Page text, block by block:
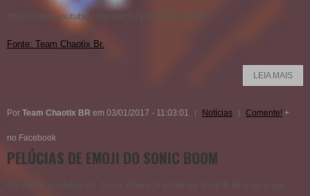
https://www.youtube.com/watch?v=X5GPydq7y0M
Fonte: Team Chaotix Br.
LEIA MAIS
Por Team Chaotix BR em 03/01/2017 - 11:03:01 Notícias Comente! +
no Facebook
PELÚCIAS DE EMOJI DO SONIC BOOM